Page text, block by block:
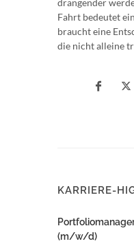
Fahrt bedeutet
braucht eine
die nicht alleine
KARRIERE-
(m/w/d)